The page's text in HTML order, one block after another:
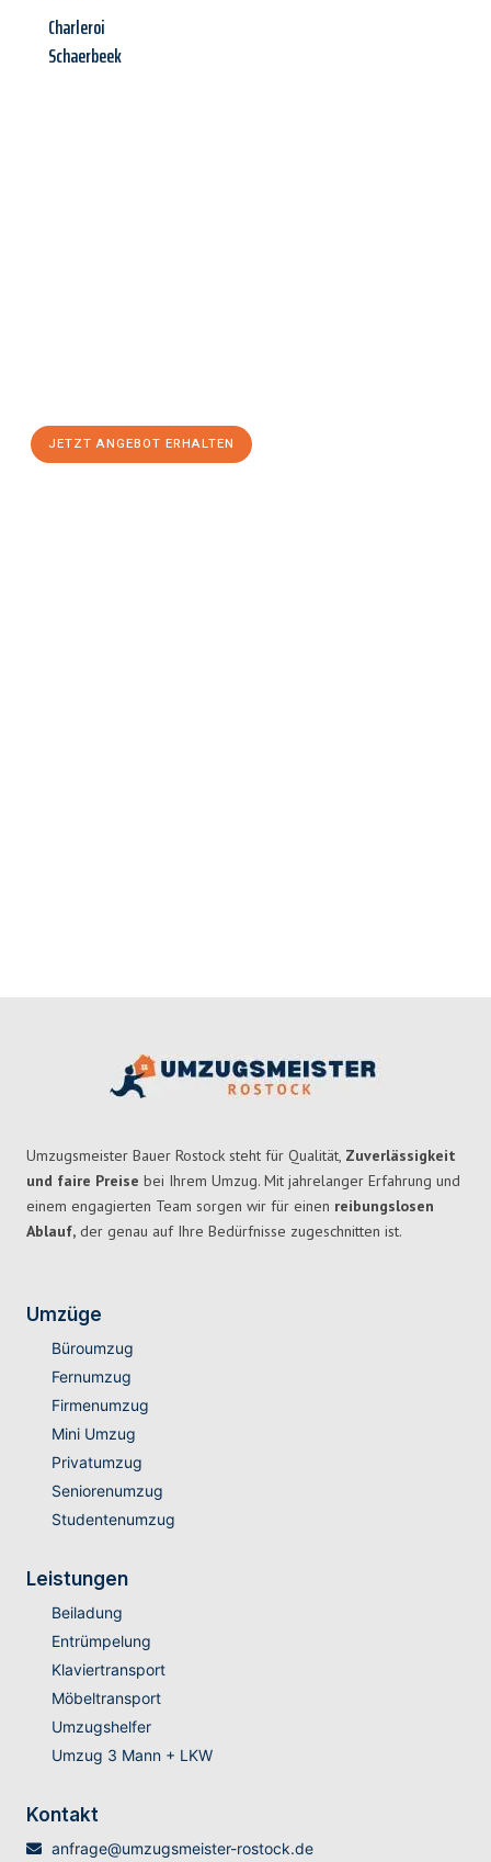
Charleroi
Schaerbeek
JETZT ANGEBOT ERHALTEN
Umzugsmeister Bauer Rostock steht für Qualität, Zuverlässigkeit
und faire Preise bei Ihrem Umzug. Mit jahrelanger Erfahrung und
einem engagierten Team sorgen wir für einen reibungslosen
Ablauf, der genau auf Ihre Bedürfnisse zugeschnitten ist.
Umzüge
Büroumzug
Fernumzug
Firmenumzug
Mini Umzug
Privatumzug
Seniorenumzug
Studentenumzug
Leistungen
Beiladung
Entrümpelung
Klaviertransport
Möbeltransport
Umzugshelfer
Umzug 3 Mann + LKW
Kontakt
anfrage@umzugsmeister-rostock.de